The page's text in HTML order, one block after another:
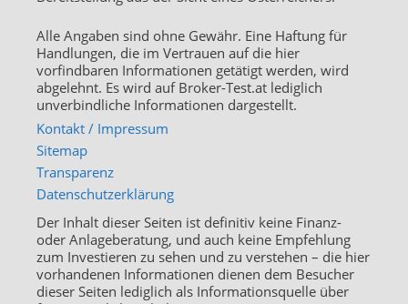
Alle Angaben sind ohne Gewähr. Eine Haftung für
Handlungen, die im Vertrauen auf die hier
vorfindbaren Informationen getätigt werden, wird
abgelehnt. Es wird auf Broker-Test.at lediglich
unverbindliche Informationen dargestellt.
Kontakt / Impressum
Sitemap
Transparenz
Datenschutzerklärung
Der Inhalt dieser Seiten ist definitiv keine Finanz-
oder Anlageberatung, und auch keine Empfehlung
zum Investieren zu sehen und zu verstehen – die hier
vorhandenen Informationen dienen dem Besucher
dieser Seiten lediglich als Informationsquelle über